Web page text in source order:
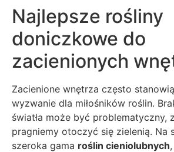
Najlepsze rośliny
doniczkowe do
zacienionych
Zacienione wnętrza często
wyzwanie dla miłośników roślin.
światła może być problematyczny,
pragniemy otoczyć się zielenią. Na
szeroka gama roślin cieniolubnych